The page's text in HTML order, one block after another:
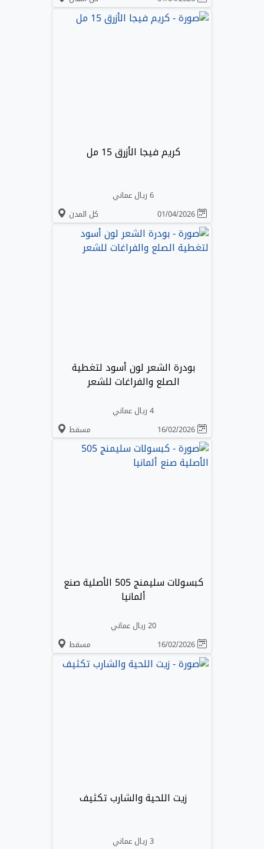
كريم فيجا الأزرق 15 مل
6 ريال عماني
كل المدن
بودرة الشعر لون أسود لتغطية
الصلع والفراغات للشعر
4 ريال عماني
مسقط
كبسولات سليمنج 505 الأصلية صنع
ألمانيا
20 ريال عماني
مسقط
زيت اللحية والشارب تكثيف
3 ريال عماني